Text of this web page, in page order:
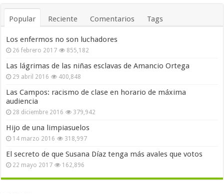
Popular Reciente Comentarios Tags
Los enfermos no son luchadores
26 febrero 2017 855,182
Las lágrimas de las niñas esclavas de Amancio Ortega
29 abril 2016 400,848
Las Campos: racismo de clase en horario de máxima
audiencia
28 diciembre 2016 379,942
Hijo de una limpiasuelos
14 marzo 2016 318,997
El secreto de que Susana Díaz tenga más avales que votos
22 mayo 2017 162,896